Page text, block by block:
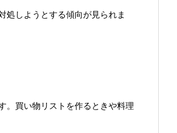
処しようとする傾向が見られま
。買い物リストを作るときや料理